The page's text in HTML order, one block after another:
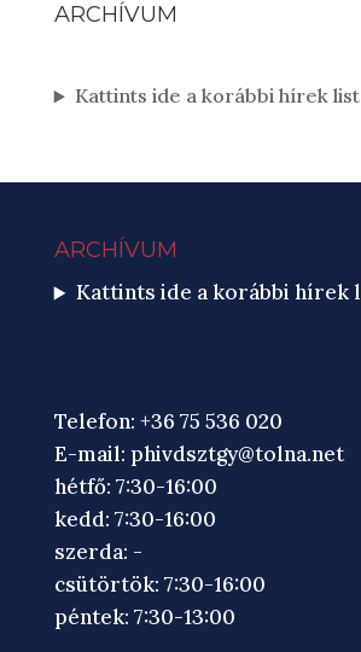
ARCHÍVUM
Kattints ide a korábbi hírek
ARCHÍVUM
Kattints ide a korábbi hírek
Telefon: +36 75 536 020
E-mail: phivdsztgy@tolna.net
hétfő: 7:30-16:00
kedd: 7:30-16:00
szerda: -
csütörtök: 7:30-16:00
péntek: 7:30-13:00